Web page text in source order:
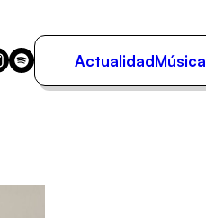
ActualidadMúsica